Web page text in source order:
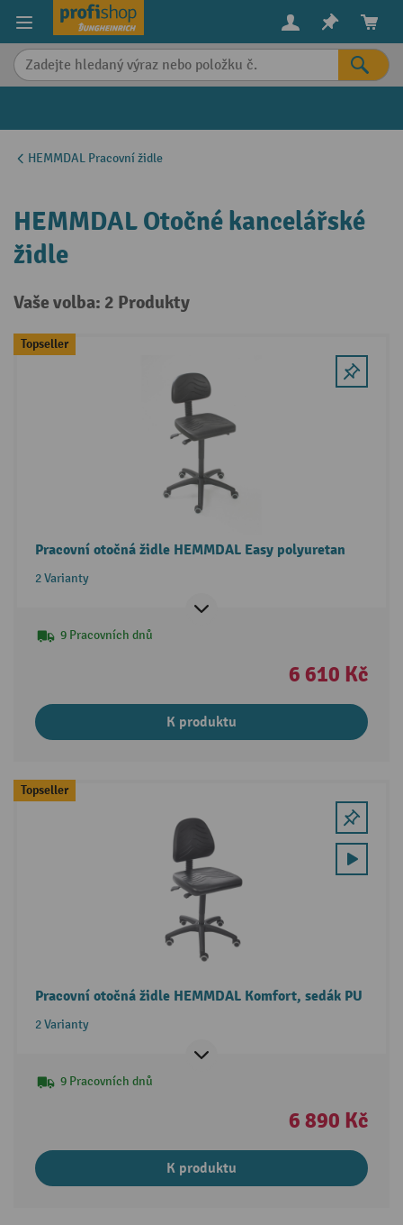
content
HEMMDAL Pracovní židle
HEMMDAL Otočné kancelářské
židle
Vaše volba: 2 Produkty
Topseller
Pracovní otočná židle HEMMDAL Easy polyuretan
2 Varianty
9 Pracovních dnů
6 610 Kč
K produktu
Topseller
Pracovní otočná židle HEMMDAL Komfort, sedák PU
2 Varianty
9 Pracovních dnů
6 890 Kč
K produktu